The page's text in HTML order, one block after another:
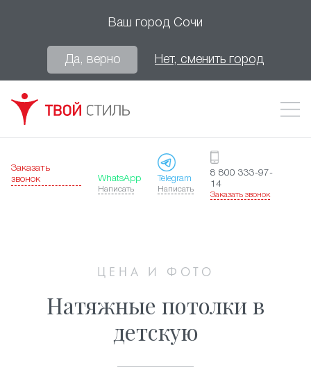
Ваш город Сочи
Да, верно Нет, сменить город
Заказать
звонок
WhatsApp
Написать
Telegram
Написать
8 800 333-97-
14
Заказать звонок
ЦЕНА И ФОТО
Натяжные потолки в
детскую